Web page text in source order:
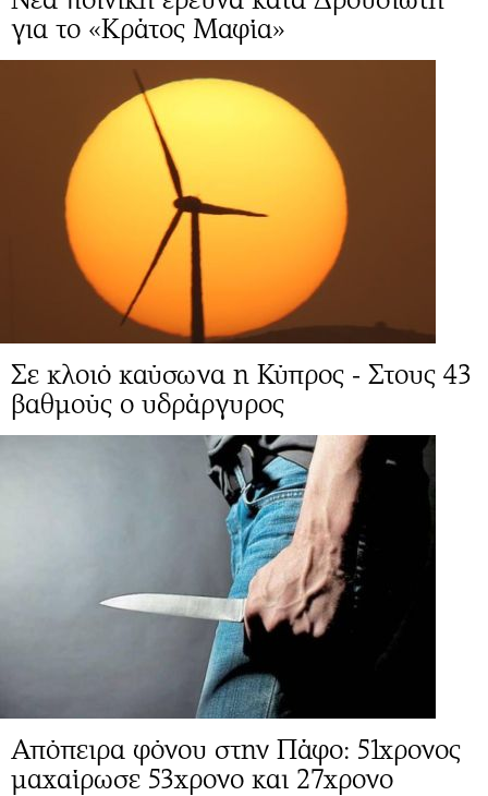
για το «Κράτος Μαφία»
Σε κλοιό καύσωνα η Κύπρος - Στους 43
βαθμούς ο υδράργυρος
Απόπειρα φόνου στην Πάφο: 51χρονος
μαχαίρωσε 53χρονο και 27χρονο